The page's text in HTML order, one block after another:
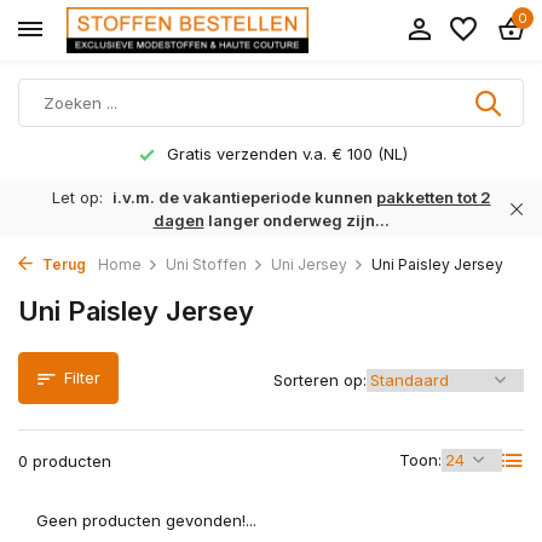
0
Gratis verzenden v.a. € 100 (NL)
Let op: i.v.m. de vakantieperiode kunnen pakketten tot 2
dagen langer onderweg zijn...
Terug Home Uni Stoffen Uni Jersey Uni Paisley Jersey
Uni Paisley Jersey
Filter
0 producten Toon:
Sorteren op:
Geen producten gevonden!...